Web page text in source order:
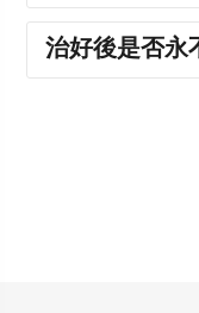
治好後是否永